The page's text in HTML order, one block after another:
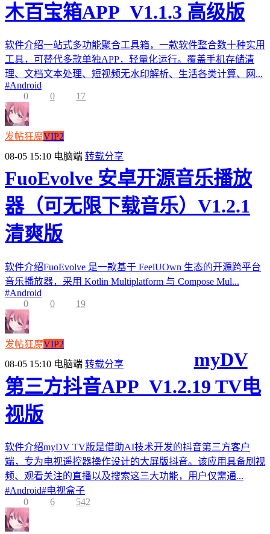
木百宝箱APP_V1.1.3 高级版
软件介绍一站式多功能聚合工具箱，一款软件整合数十种实用
工具，可替代多款单独APP，轻量化运行。覆盖手机存储清
理、文档文本处理、短视频无水印解析、生活各类计算、网...
#Android
0
0 17
发帖狂魔VIP2
08-05 15:10 电脑端 转载分享
FuoEvolve 安卓开源音乐播放
器（可无限下载音乐）V1.2.1
清爽版
软件介绍FuoEvolve 是一款基于 FeelUOwn 生态的开源跨平台
音乐播放器，采用 Kotlin Multiplatform 与 Compose Mul...
#Android
0
0 19
发帖狂魔VIP2
08-05 15:10 电脑端 转载分享
myDV
第三方抖音APP_V1.2.19 TV电
视版
软件介绍myDV TV版是借助AI技术开发的抖音第三方客户
端，专为电视遥控器操作设计的大屏版抖音。该应用具备刷视
频、观看关注的直播以及搜索这三大功能，用户仅需通...
#Android#电视盒子
0
6 542